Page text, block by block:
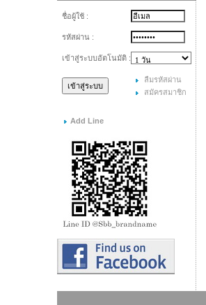
ชื่อผู้ใช้ :
รหัสผ่าน :
เข้าสู่ระบบอัตโนมัติ :
ลืมรหัสผ่าน
สมัครสมาชิก
Add Line